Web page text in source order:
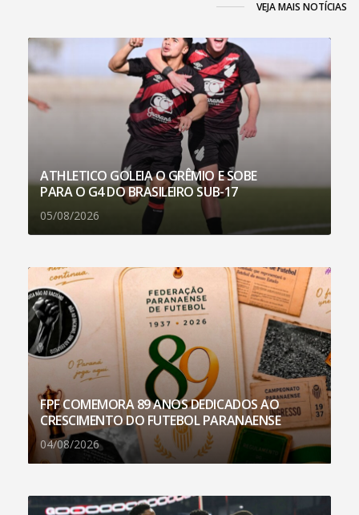
VEJA MAIS NOTÍCIAS
ATHLETICO GOLEIA O GRÊMIO E SOBE
PARA O G4 DO BRASILEIRO SUB-17
05/08/2026
FPF COMEMORA 89 ANOS DEDICADOS AO
CRESCIMENTO DO FUTEBOL PARANAENSE
04/08/2026